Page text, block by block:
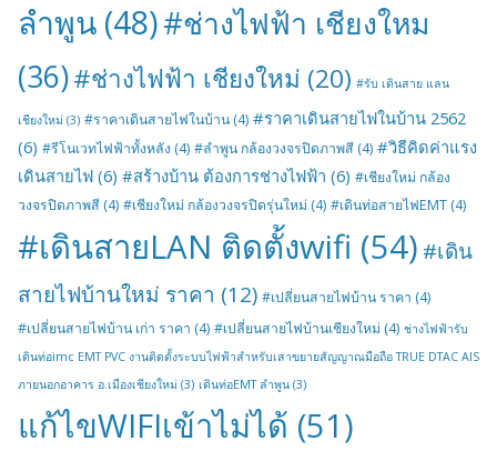
ลำพูน (48)#ช่างไฟฟ้า เชียงใหม
(36)#ช่างไฟฟ้า เชียงใหม่ (20) #รับ เดินสาย แลน
เชียงใหม่ (3) #ราคาเดินสายไฟในบ้าน (4) #ราคาเดินสายไฟในบ้าน 2562
(6) #รีโนเวทไฟฟ้าทั้งหลัง (4) #ลำพูน กล้องวงจรปิดภาพสี (4) #วิธีคิดค่าแรง
เดินสายไฟ (6) #สร้างบ้าน ต้องการช่างไฟฟ้า (6) #เชียงใหม่ กล้อง
วงจรปิดภาพสี (4) #เชียงใหม่ กล้องวงจรปิดรุ่นใหม่ (4) #เดินท่อสายไฟEMT (4)
#เดินสายLAN ติดตั้งwifi (54) #เดิน
สายไฟบ้านใหม่ ราคา (12) #เปลี่ยนสายไฟบ้าน ราคา (4)
#เปลี่ยนสายไฟบ้าน เก่า ราคา (4) #เปลี่ยนสายไฟบ้านเชียงใหม่ (4) ช่างไฟฟ้ารับ
เดินท่อimc EMT PVC งานติดตั้งระบบไฟฟ้าสำหรับเสาขยายสัญญาณมือถือ TRUE DTAC AIS
ภายนอกอาคาร อ.เมืองเชียงใหม่ (3) เดินท่อEMT ลำพูน (3)
แก้ไขWIFIเข้าไม่ได้ (51)